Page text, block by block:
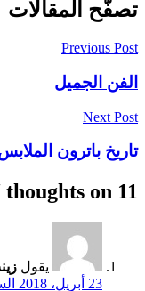
تصفّح المقالات
Previous Post
الفن الجميل
Next Post
تاريخ باترون
11 thoughts on “
يقول
23 أبريل، 2018 الساعة 2:07 م